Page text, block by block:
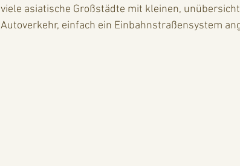
viele asiatische Großstädte mit kleinen,
Autoverkehr, einfach ein Einbahnstraßensystem